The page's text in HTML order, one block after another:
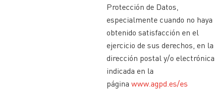
Protección de Datos,
especialmente cuando no haya
obtenido satisfacción en el
ejercicio de sus derechos, en la
dirección postal y/o electrónica
indicada en la
página www.agpd.es/es